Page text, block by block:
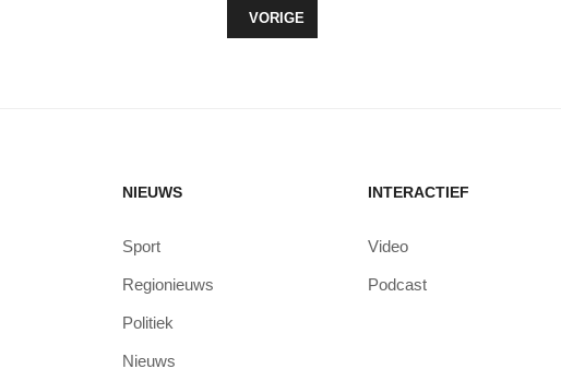
VORIG ARTIKEL: POLDERPIONIERS
VORIGE
NIEUWS
Sport
Regionieuws
Politiek
Nieuws
INTERACTIEF
Video
Podcast